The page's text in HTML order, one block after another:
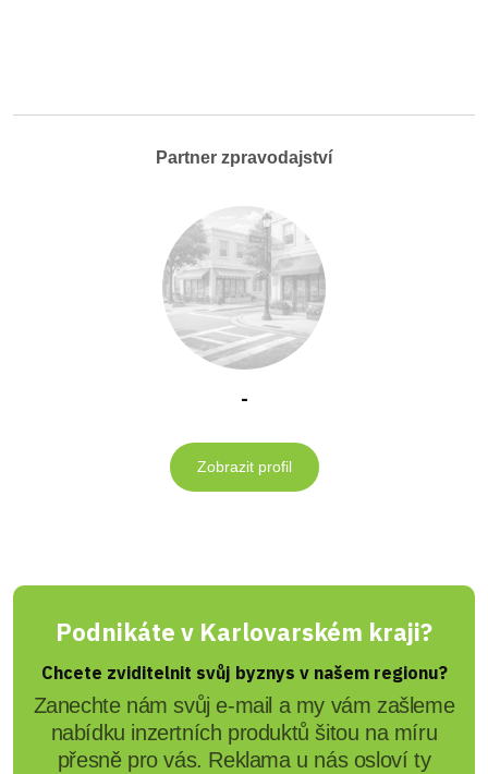
Partner zpravodajství
-
Zobrazit profil
Podnikáte v Karlovarském kraji?
Chcete zviditelnit svůj byznys v našem regionu?
Zanechte nám svůj e-mail a my vám zašleme
nabídku inzertních produktů šitou na míru
přesně pro vás. Reklama u nás osloví ty